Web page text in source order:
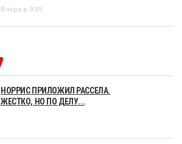
Вчера в 9:05
НОРРИС ПРИЛОЖИЛ РАССЕЛА.
ЖЕСТКО, НО ПО ДЕЛУ...